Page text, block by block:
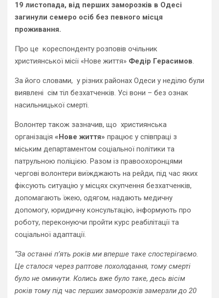
19 листопада, від перших заморозків в Одесі
загинули семеро осіб без певного місця
проживання.
Про це кореспонденту розповів очільник
християнської місії «Нове життя» Федір Герасимов.
За його словами, у різних районах Одеси у неділю були
виявлені сім тіл безхатченків. Усі вони – без ознак
насильницької смерті.
Волонтер також зазначив, що християнська
організація «Нове життя» працює у співпраці з
міським департаментом соціальної політики та
патрульною поліцією. Разом із правоохоронцями
чергові волонтери виїжджають на рейди, під час яких
фіксують ситуацію у місцях скупчення безхатченків,
допомагають їжею, одягом, надають медичну
допомогу, юридичну консультацію, інформують про
роботу, переконуючи пройти курс реабілітації та
соціальної адаптації.
“За останні п’ять років ми вперше таке спостерігаємо.
Це сталося через раптове похолодання, тому смерті
було не оминути. Колись вже було таке, десь вісім
років тому під час перших заморозків замерзли до 20